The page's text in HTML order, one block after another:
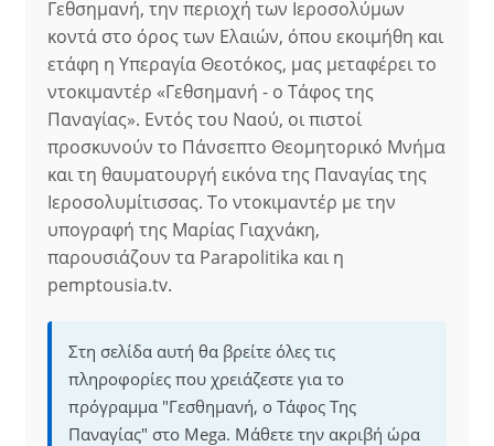
Γεθσημανή, την περιοχή των Ιεροσολύμων
κοντά στο όρος των Ελαιών, όπου εκοιμήθη και
ετάφη η Υπεραγία Θεοτόκος, μας μεταφέρει το
ντοκιμαντέρ «Γεθσημανή - ο Τάφος της
Παναγίας». Εντός του Ναού, οι πιστοί
προσκυνούν το Πάνσεπτο Θεομητορικό Μνήμα
και τη θαυματουργή εικόνα της Παναγίας της
Ιεροσολυμίτισσας. Το ντοκιμαντέρ με την
υπογραφή της Μαρίας Γιαχνάκη,
παρουσιάζουν τα Parapolitika και η
pemptousia.tv.
Στη σελίδα αυτή θα βρείτε όλες τις
πληροφορίες που χρειάζεστε για το
πρόγραμμα "Γεσθημανή, ο Τάφος Της
Παναγίας" στο Mega. Μάθετε την ακριβή ώρα